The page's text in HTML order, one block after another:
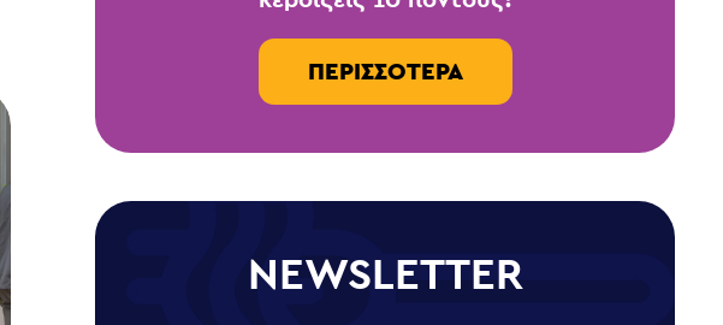
ΠΕΡΙΣΣΌΤΕΡΑ
NEWSLETTER